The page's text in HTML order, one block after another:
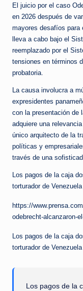
El juicio por el caso
en 2026 después de
mayores desafíos
lleva a cabo bajo el
reemplazado por el
tensiones en términos
probatoria.
La causa involucra a
expresidentes
con la presentación de
adquiere una
único arquitecto de la
políticas y
través de una
Los pagos de la caja
torturador de
https://
odebrecht-alcanzaron-
Los pagos de la caja
torturador de
Los pagos de la